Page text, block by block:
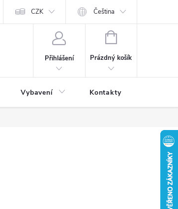
CZK Čeština
Přihlášení
NÁKUPNÍ
Prázdný košík
Vybavení Kontakty